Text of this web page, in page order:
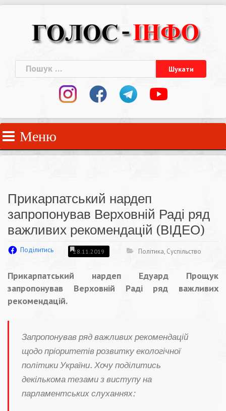
Пошук:
Меню
Прикарпатський нардеп
запропонував Верховній Раді ряд
важливих рекомендацій (ВІДЕО)
Поділитись 28.11.2019 Політика, Суспільство
Прикарпатський нардеп Едуард Прощук
запропонував Верховній Раді ряд важливих
рекомендацій.
Запропонував ряд важливих рекомендацій
щодо пріоритетів розвитку екологічної
політики України. Хочу поділитись
декількома тезами з виступу на
парламентських слуханнях: